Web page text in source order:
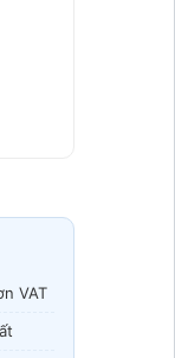
VAT